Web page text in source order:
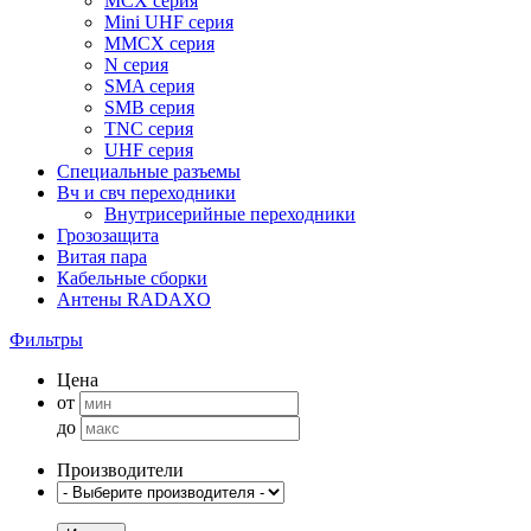
Mini UHF серия
MMCX серия
N серия
SMA серия
SMB серия
TNC серия
UHF серия
Специальные разъемы
Вч и свч переходники
Внутрисерийные переходники
Грозозащита
Витая пара
Кабельные сборки
Антены RADAXO
Фильтры
Цена
от
до
Производители